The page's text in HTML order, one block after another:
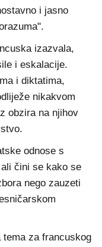
i jasno
izazvala,
i eskalacije.
i diktatima,
nikakvom
obzira na njihov
odnose s
čini se kako se
nego zauzeti
za francuskog